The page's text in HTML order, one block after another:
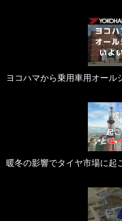
ヨコハマから乗用車用オール
暖冬の影響でタイヤ市場に起